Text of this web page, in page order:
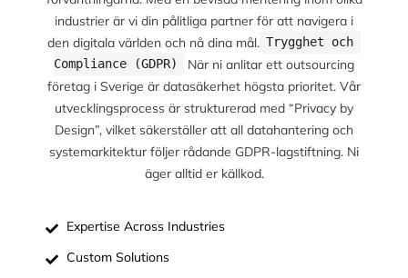
industrier är vi din pålitliga partner för att navigera i
den digitala världen och nå dina mål. Trygghet och
Compliance (GDPR)
När ni anlitar ett outsourcing
företag i Sverige är datasäkerhet högsta prioritet. Vår
utvecklingsprocess är strukturerad med “Privacy by
Design”, vilket säkerställer att all datahantering och
systemarkitektur följer rådande GDPR-lagstiftning. Ni
äger alltid er källkod.
Expertise Across Industries
Custom Solutions